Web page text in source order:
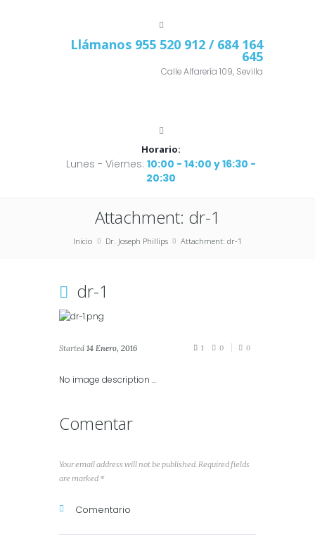
Llámanos 955 520 912 / 684 164
645
Calle Alfarería 109, Sevilla
Horario:
Lunes - Viernes: 10:00 - 14:00 y 16:30 -
20:30
Attachment: dr-1
Inicio Dr. Joseph Phillips Attachment: dr-1
dr-1
Started 14 Enero, 2016 1 0 0
No image description ...
Comentar
Your email address will not be published. Required fields
are marked *